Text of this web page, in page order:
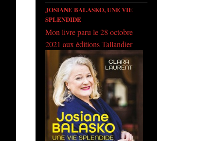
JOSIANE BALASKO, UNE VIE
SPLENDIDE
Mon livre paru le 28 octobre
2021 aux éditions Tallandier